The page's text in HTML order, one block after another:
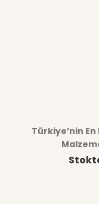
Türkiye’nin En